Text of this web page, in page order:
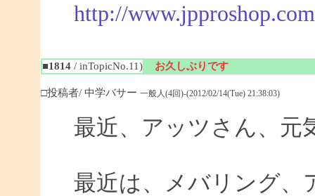
http://
■1814/ inTopicNo.11) お久しぶりです
□投稿者/ 中学バサー 一般人(4回)-(2012/02/14(Tue) 21:38:03)
最近、アッツさん、元
最近は、メバリング、